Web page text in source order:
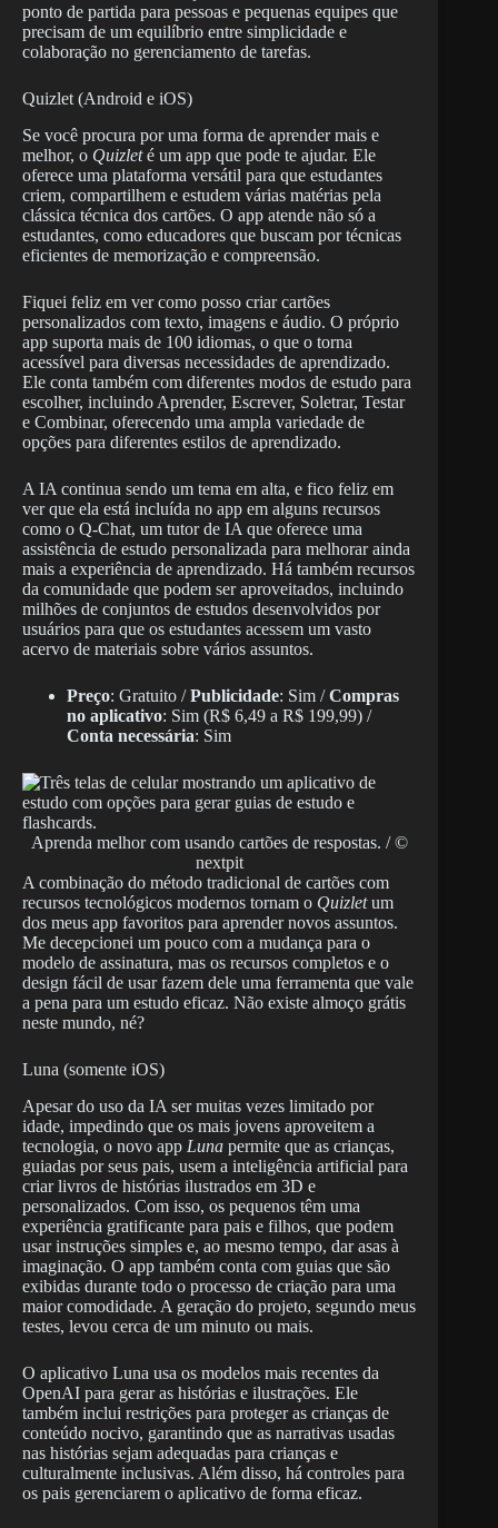
ponto de partida para pessoas e pequenas equipes que
precisam de um equilíbrio entre simplicidade e
colaboração no gerenciamento de tarefas.
Quizlet (Android e iOS)
Se você procura por uma forma de aprender mais e
melhor, o Quizleté um app que pode te ajudar. Ele
oferece uma plataforma versátil para que estudantes
criem, compartilhem e estudem várias matérias pela
clássica técnica dos cartões. O app atende não só a
estudantes, como educadores que buscam por técnicas
eficientes de memorização e compreensão.
Fiquei feliz em ver como posso criar cartões
personalizados com texto, imagens e áudio. O próprio
app suporta mais de 100 idiomas, o que o torna
acessível para diversas necessidades de aprendizado.
Ele conta também com diferentes modos de estudo para
escolher, incluindo Aprender, Escrever, Soletrar, Testar
e Combinar, oferecendo uma ampla variedade de
opções para diferentes estilos de aprendizado.
A IA continua sendo um tema em alta, e fico feliz em
ver que ela está incluída no app em alguns recursos
como o Q-Chat, um tutor de IA que oferece uma
assistência de estudo personalizada para melhorar ainda
mais a experiência de aprendizado. Há também recursos
da comunidade que podem ser aproveitados, incluindo
milhões de conjuntos de estudos desenvolvidos por
usuários para que os estudantes acessem um vasto
acervo de materiais sobre vários assuntos.
Preço: Gratuito /Publicidade: Sim /Compras
no aplicativo: Sim (R$ 6,49 a R$ 199,99) /
Conta necessária: Sim
Aprenda melhor com usando cartões de respostas. / ©
nextpit
A combinação do método tradicional de cartões com
recursos tecnológicos modernos tornam o Quizletum
dos meus app favoritos para aprender novos assuntos.
Me decepcionei um pouco com a mudança para o
modelo de assinatura, mas os recursos completos e o
design fácil de usar fazem dele uma ferramenta que vale
a pena para um estudo eficaz. Não existe almoço grátis
neste mundo, né?
Luna (somente iOS)
Apesar do uso da IA ser muitas vezes limitado por
idade, impedindo que os mais jovens aproveitem a
tecnologia, o novo app Luna permite que as crianças,
guiadas por seus pais, usem a inteligência artificial para
criar livros de histórias ilustrados em 3D e
personalizados. Com isso, os pequenos têm uma
experiência gratificante para pais e filhos, que podem
usar instruções simples e, ao mesmo tempo, dar asas à
imaginação. O app também conta com guias que são
exibidas durante todo o processo de criação para uma
maior comodidade. A geração do projeto, segundo meus
testes, levou cerca de um minuto ou mais.
O aplicativo Luna usa os modelos mais recentes da
OpenAI para gerar as histórias e ilustrações. Ele
também inclui restrições para proteger as crianças de
conteúdo nocivo, garantindo que as narrativas usadas
nas histórias sejam adequadas para crianças e
culturalmente inclusivas. Além disso, há controles para
os pais gerenciarem o aplicativo de forma eficaz.